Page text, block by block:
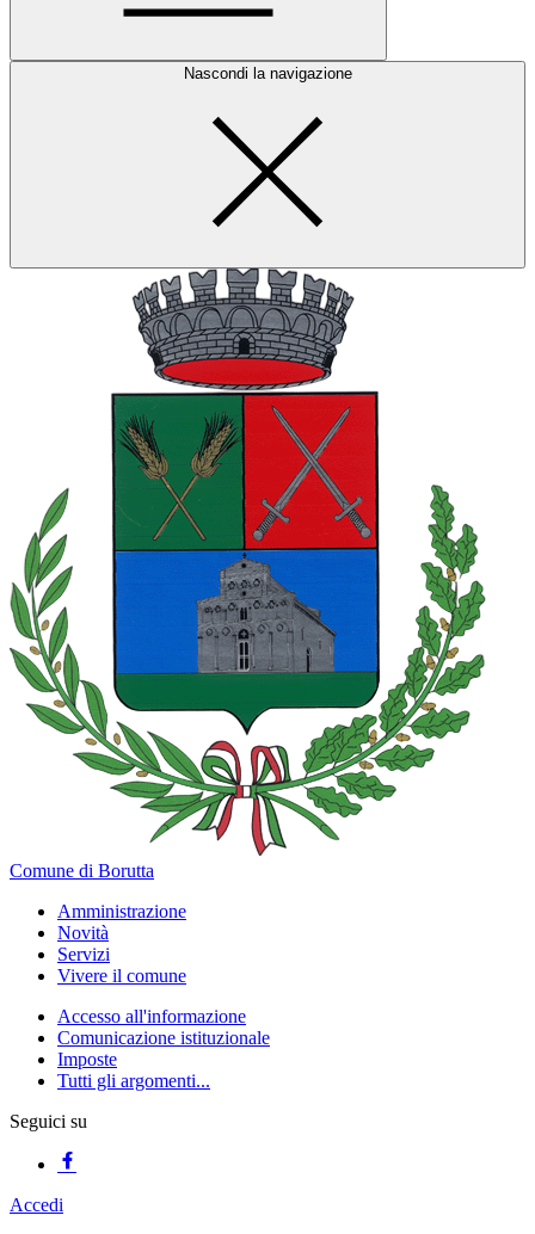
Nascondi la navigazione
Comune di Borutta
Amministrazione
Novità
Servizi
Vivere il comune
Accesso all'informazione
Comunicazione istituzionale
Imposte
Tutti gli argomenti...
Seguici su
Accedi